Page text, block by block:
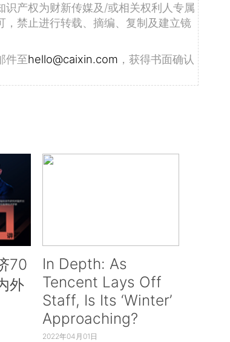
识产权为财新传媒及/或相关权利人专属
，禁止进行转载、摘编、复制及建立镜
件至hello@caixin.com ，获得书面确认
70
外
In Depth: As
Tencent Lays Off
Staff, Is Its ‘Winter’
Approaching?
2022年04月01日